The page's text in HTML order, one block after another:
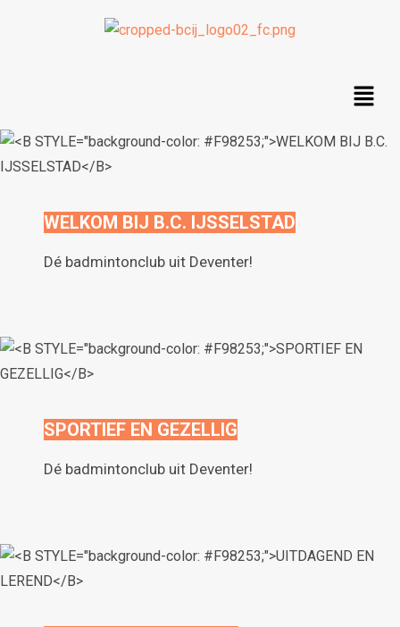
WELKOM BIJ B.C. IJSSELSTAD
Dé badmintonclub uit Deventer!
SPORTIEF EN GEZELLIG
Dé badmintonclub uit Deventer!